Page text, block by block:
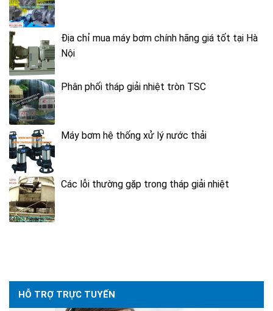
Địa chỉ mua máy bơm chính hãng giá tốt tại Hà
Nội
Phân phối tháp giải nhiệt tròn TSC
Máy bơm hệ thống xử lý nước thải
Các lỗi thường gặp trong tháp giải nhiệt
HỖ TRỢ TRỰC TUYẾN